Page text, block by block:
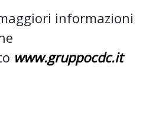
informazioni
www.gruppocdc.it